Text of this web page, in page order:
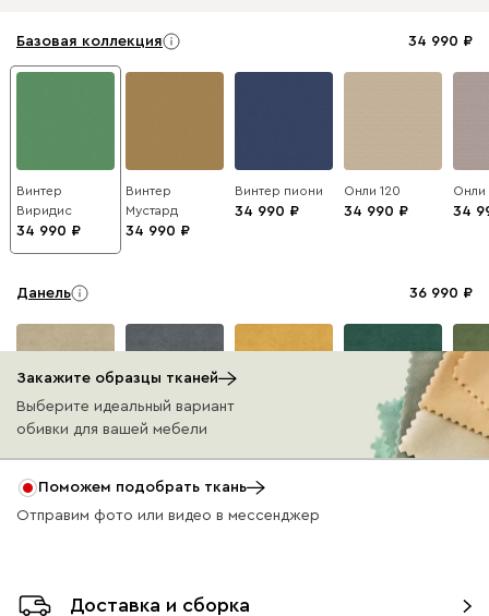
Базовая коллекция 34 990
Винтер
Виридис
34 990
Винтер
Мустард
34 990
Винтер пиони
34 990
Онли 120
34 990
Онли
34
Данель 36 990
Изумруд
Ультра
Закажите образцы тканей
Выберите идеальный вариант
обивки для вашей мебели
Поможем подобрать ткань
Отправим фото или видео в мессенджер
Доставка и сборка